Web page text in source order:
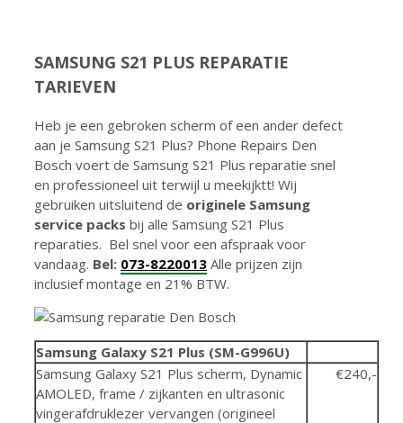
SAMSUNG S21 PLUS REPARATIE
TARIEVEN
Heb je een gebroken scherm of een ander defect
aan je Samsung S21 Plus? Phone Repairs Den
Bosch voert de Samsung S21 Plus reparatie snel
en professioneel uit terwijl u meekijktt! Wij
gebruiken uitsluitend de originele Samsung
service packs bij alle Samsung S21 Plus
reparaties. Bel snel voor een afspraak voor
vandaag. Bel: 073-8220013 Alle prijzen zijn
inclusief montage en 21% BTW.
Samsung Galaxy S21 Plus (SM-G996U)
Samsung Galaxy S21 Plus scherm, Dynamic
AMOLED, frame / zijkanten en ultrasonic
vingerafdruklezer vervangen (origineel
€240,-